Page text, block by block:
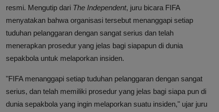
resmi. Mengutip dari The Independent, juru bicara FIFA
menyatakan bahwa organisasi tersebut menanggapi setiap
tuduhan pelanggaran dengan sangat serius dan telah
menerapkan prosedur yang jelas bagi siapapun di dunia
sepakbola untuk melaporkan insiden.
"FIFA menanggapi setiap tuduhan pelanggaran dengan sangat
serius, dan telah memiliki prosedur yang jelas bagi siapa pun di
dunia sepakbola yang ingin melaporkan suatu insiden," ujar juru